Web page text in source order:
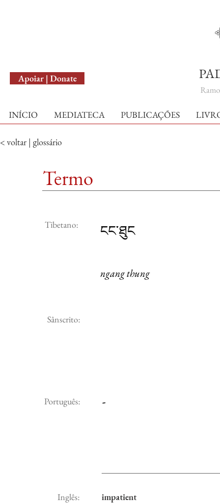
Apoiar | Donate
INÍCIO MEDIATECA PUBLICAÇÕES
< voltar | glossário
Termo
Tibetano: ངང་ཐུང
ngang thung
Sânscrito:
Português: -
Inglês:
impatient